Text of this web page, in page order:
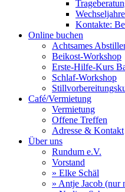
Kontakte:
Online buchen
Achtsames
Beikost-Workshop
Erste-Hilfe-Kurs
Schlaf-Workshop
Café/Vermietung
Vermietung
Offene Treffen
Adresse & Kontakt
Über uns
Rundum e.V.
Vorstand
» Elke Schäl
» Antje Jacob (nur